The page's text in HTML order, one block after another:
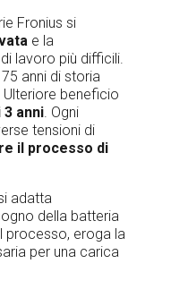
Fronius si
e la
lavoro più difficili.
anni di storia
Ulteriore beneficio
3 anni. Ogni
tensioni di
il processo di
adatta
della batteria
processo, eroga la
per una carica